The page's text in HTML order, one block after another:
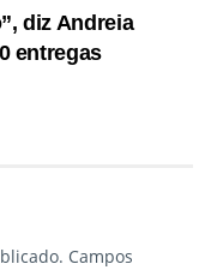
diz Andreia
entregas
Campos